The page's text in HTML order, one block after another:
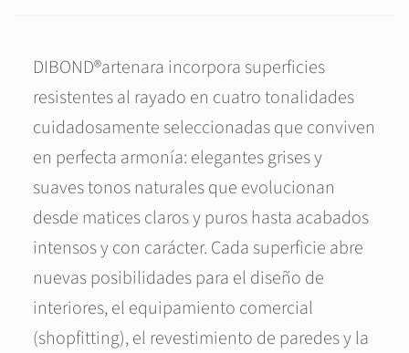
DIBOND®artenara incorpora superficies
resistentes al rayado en cuatro tonalidades
cuidadosamente seleccionadas que conviven
en perfecta armonía: elegantes grises y
suaves tonos naturales que evolucionan
desde matices claros y puros hasta acabados
intensos y con carácter. Cada superficie abre
nuevas posibilidades para el diseño de
interiores, el equipamiento comercial
(shopfitting), el revestimiento de paredes y la